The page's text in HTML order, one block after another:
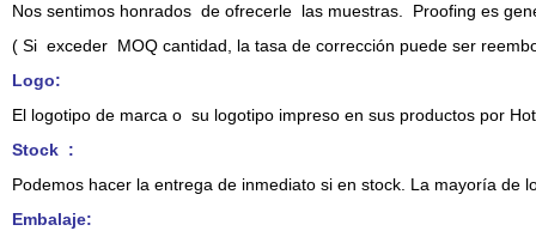
Nos sentimos honrados de ofrecerle las muestras. Proofing es
( Si exceder MOQ cantidad, la tasa de corrección puede ser
Logo:
El logotipo de marca o su logotipo impreso en sus productos por
Stock :
Podemoshacer la entrega de inmediato si en stock. La mayoría de
Embalaje: